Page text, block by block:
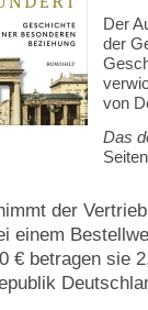
Der
der
von
Das
der
einem
€ betragen sie